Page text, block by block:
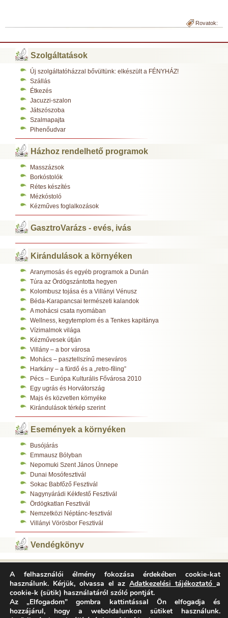
Rovatok:
Szolgáltatások
Új szolgáltatóházzal bővültünk: elkészült a FÉNYHÁZ!
Szállás
Étkezés
Jacuzzi-szalon
Játszószoba
Szalmapajta
Pihenőudvar
Házhoz rendelhető programok
Masszázsok
Borkóstolók
Rétes készítés
Mézkóstoló
Kézműves foglalkozások
GasztroVarázs - evés, ivás
Kirándulások a környéken
Aranymosás és egyéb programok a Dunán
Túra az Ördögszántotta hegyen
Kolombusz tojása és a Villányi Vénusz
Béda-Karapancsai természeti kalandok
A mohácsi csata nyomában
Wellness, kegytemplom és a Tenkes kapitánya
Vízimalmok világa
Kézművesek útján
Villány – a bor városa
Mohács – pasztellszínű meseváros
Harkány – a fürdő és a „retro-fíling”
Pécs – Európa Kulturális Fővárosa 2010
Egy ugrás és Horvátország
Majs és közvetlen környéke
Kirándulások térkép szerint
Események a környéken
Busójárás
Emmausz Bólyban
Nepomuki Szent János Ünnepe
Dunai Mosófesztivál
Sokac Babfőző Fesztivál
Nagynyárádi Kékfestő Fesztivál
Ördögkatlan Fesztivál
Nemzetközi Néptánc-fesztivál
Villányi Vörösbor Fesztivál
Vendégkönyv
Varázsfészek Vendégház 7783 Majs, Kossuth L. u. 308.
Tel.:
+36-70/312-0485
E-mail:
Copyright © Varázsfészek Vendégház Minden jog fenntartva.
Adatvédelem
Impresszum Archívum
A felhasználói élmény fokozása érdekében cookie-kat
használunk. Kérjük, olvassa el azAdatkezelési tájékoztató a
cookie-k (sütik) használatáról szóló pontját.
Az „Elfogadom” gombra kattintással Ön elfogadja és
hozzájárul, hogy a weboldalunkon sütiket használunk.